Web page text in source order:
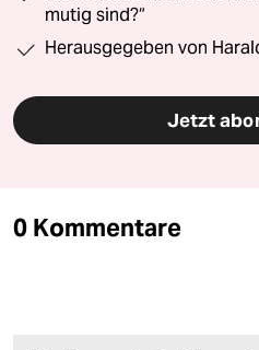
mutig sind?“
Herausgegeben von
Jetzt
0 Kommentare